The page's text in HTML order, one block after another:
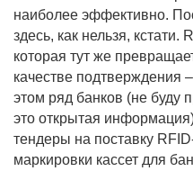
наиболее эффективно.
здесь, как нельзя,
которая тут же
качестве подтверждения
этом ряд банков (не буду
это открытая
тендеры на поставку
маркировки кассет для